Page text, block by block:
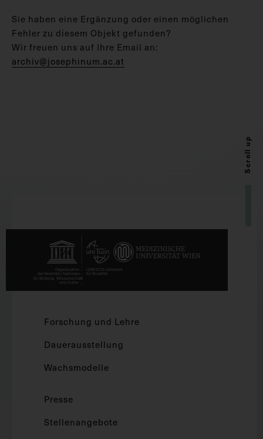
Sie haben eine Ergänzung oder einen möglichen
Fehler zu diesem Objekt gefunden?
Wir freuen uns auf Ihre Email an:
archiv@josephinum.ac.at
Scroll up
Forschung und Lehre
Dauerausstellung
Wachsmodelle
Presse
Stellenangebote